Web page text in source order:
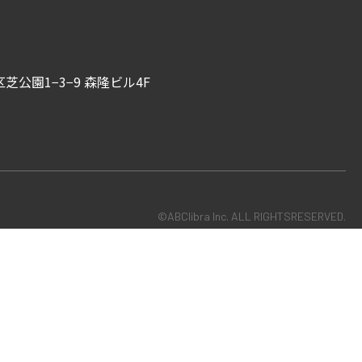
芝公園1−3−9 森隆ビル4F
©ABClibra Inc. ALL RIGHTSRESERVED.